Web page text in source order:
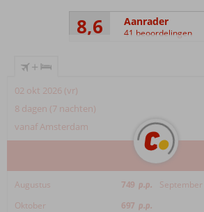
8,6 Aanrader
41 beoordelingen
+
02 okt 2026 (vr)
8 dagen (7 nachten)
vanaf Amsterdam
Augustus 749 p.p. September
Oktober
697 p.p.